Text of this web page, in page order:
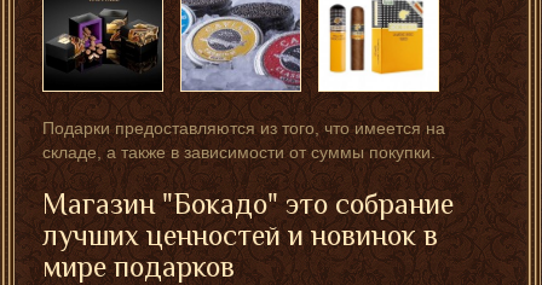
Подарки предоставляются из того, что имеется на
складе, а также в зависимости от суммы покупки.
Магазин "Бокадо" это собрание
лучших ценностей и новинок в
мире подарков